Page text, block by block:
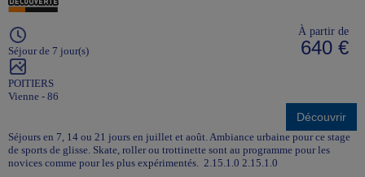
Séjour de 7 jour(s)
POITIERS
Vienne - 86
À partir de
640 €
Découvrir
Séjours en 7, 14 ou 21 jours en juillet et août. Ambiance urbaine pour ce stage
de sports de glisse. Skate, roller ou trottinette sont au programme pour les
novices comme pour les plus expérimentés. 2.15.1.0 2.15.1.0